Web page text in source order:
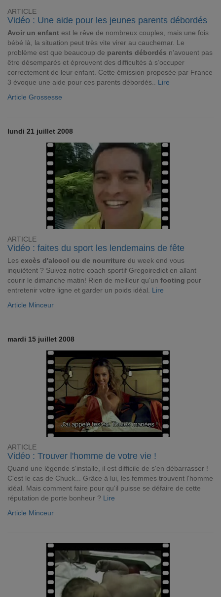
ARTICLE
Vidéo : Une aide pour les jeunes parents débordés
Avoir un enfant est le rêve de nombreux couples, mais une fois
bébé là, la situation peut très vite virer au cauchemar. Le
problème est que beaucoup de parents débordés n’avouent pas
être désemparés et éprouvent des difficultés à s’occuper
correctement de leur enfant. Cette émission proposée par France
3 évoque une aide pour ces parents débordés.. Lire
Article Grossesse
lundi 21 juillet 2008
ARTICLE
Vidéo : faites du sport les lendemains de fête
Les excès d'alcool ou de nourriture du week end vous
inquiètent ? Suivez notre coach sportif Gregoirediet en allant
courir le dimanche matin! Rien de meilleur qu'un footing pour
entretenir votre ligne et garder un poids idéal. Lire
Article Minceur
mardi 15 juillet 2008
ARTICLE
Vidéo : Trouver l'homme de votre vie !
Quand une légende s'installe, il est difficile de s'en débarrasser !
C'est le cas de Chuck... Grâce à lui, les femmes trouvent l'homme
idéal. Mais comment faire pour qu'il puisse se défaire de cette
réputation de porte bonheur ? Lire
Article Minceur